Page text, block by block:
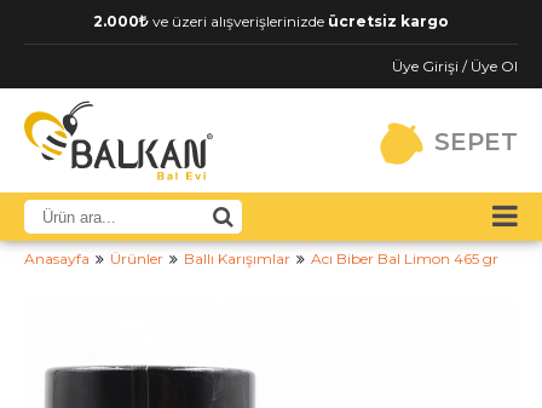
2.000 ve üzeri alışverişlerinizde ücretsiz kargo
Üye Girişi / Üye Ol
SEPET
Anasayfa Ürünler Ballı Karışımlar Acı Biber Bal Limon 465 gr